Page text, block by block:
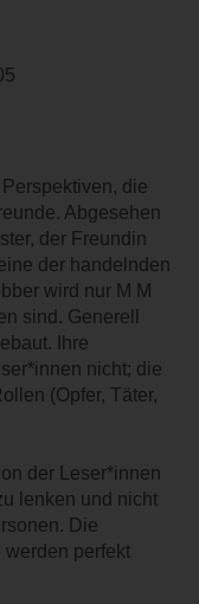
die
Abgesehen
der Freundin
der handelnden
wird nur M M
sind. Generell
Ihre
nicht; die
(Opfer, Täter,
der Leser*innen
lenken und nicht
Die
werden perfekt